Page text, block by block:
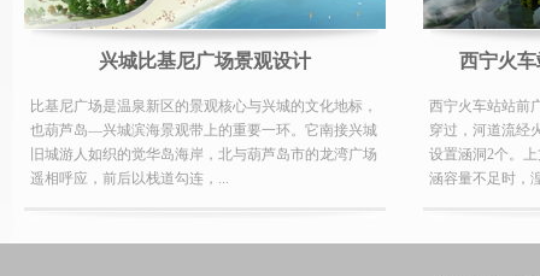
兴城比基尼广场景观设计
比基尼广场是温泉新区的景观核心与兴城的文化地标，
也葫芦岛—兴城滨海景观带上的重要一环。它南接兴城
旧城游人如织的觉华岛海岸，北与葫芦岛市的龙湾广场
遥相呼应，前后以栈道勾连，...
西宁火
西宁火车站站前
穿过，河道流经
设置涵洞2个。
涵容量不足时，